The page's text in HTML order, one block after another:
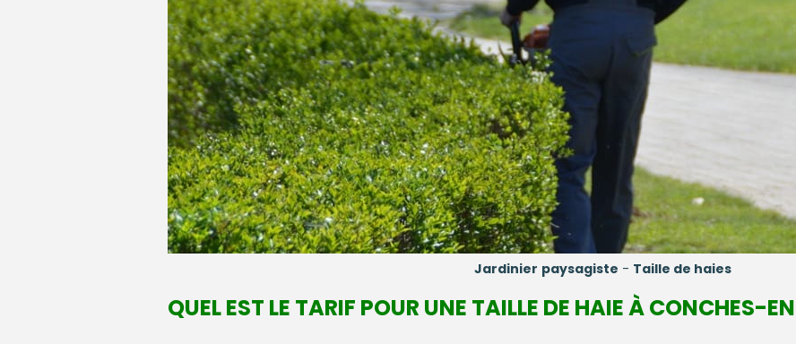
Jardinier paysagiste - Taille de haies
QUEL EST LE TARIF POUR UNE TAILLE DE HAIE À CONCHES-